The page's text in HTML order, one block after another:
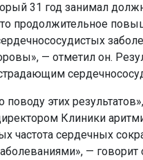
31 год занимал
продолжительное
— отметил он.
поводу этих
Клиники
частота сердечных
— говорит